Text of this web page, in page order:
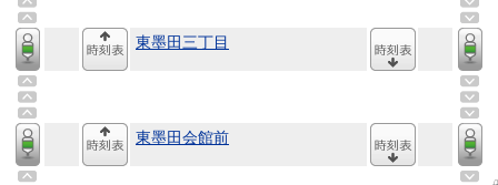
東墨田三丁目
東墨田会館前